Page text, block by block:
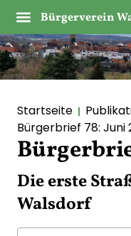
Bürgerverein
Startseite
Bürgerbrief 78: Juni
Die erste
Walsdorf